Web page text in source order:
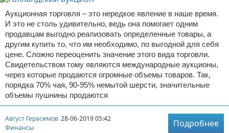
Аукционная торговля – это нередкое явление в наше время.
И это не столь удивительно, ведь она помогает одним
продавцам выгодно реализовать определенные товары, а
другим купить то, что им необходимо, по выгодной для себя
цене. Сложно переоценить значение этого вида торговли.
Свидетельством тому являются международные аукционы,
через которые продаются огромные объемы товаров. Так,
порядка 70% чая, 90-95% немытой шерсти, значительные
объемы пушнины продаются
Август Герасимов 28-06-2019 05:42
Финансы
Подробнее